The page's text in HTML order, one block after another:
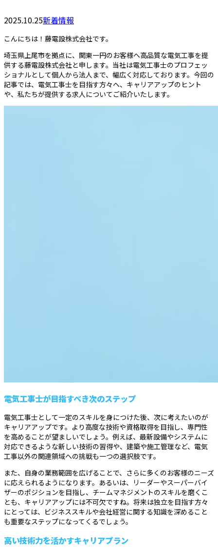
2025.10.25新着情報
こんにちは！藤電設株式会社です。
埼玉県上尾市を拠点に、関東一円のお客様へ高品質な電気工事を提
供する藤電設株式会社と申します。当社は電気工事士のプロフェッ
ショナルとして個人から法人まで、幅広く対応しております。今回の
記事では、電気工事士を目指す方々へ、キャリアアップのヒント
や、私たちが提供する求人についてご紹介いたします。
電気工事士が目指すべき次のステップ
電気工事士として一定のスキルを身につけた後、次に考えたいのが
キャリアアップです。より高度な技術や資格取得を目指し、専門性
を高めることが望ましいでしょう。例えば、最新設備やシステムに
対応できるような新しい技術の習得や、建築や施工管理など、電気
工事以外の関連領域への挑戦も一つの選択肢です。
また、自身の業務範囲を広げることで、さらに多くのお客様のニーズ
に応えられるようになります。あるいは、リーダーやスーパーバイ
ザーのポジションを目指し、チームマネジメントのスキルを磨くこ
とも、キャリアアップには不可欠ですね。将来は独立を目指す方々
にとっては、ビジネススキルや会社経営に関する知識を深めること
も重要なステップになってくるでしょう。
高い技術力を活かすキャリアプラン